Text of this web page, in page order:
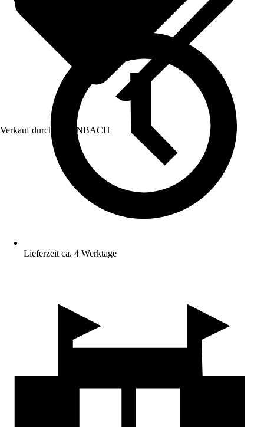
Verkauf durch: HORNBACH
Lieferzeit ca. 4 Werktage